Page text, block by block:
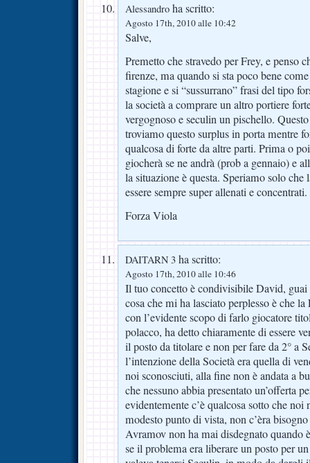
Alessandro ha scritto:
Agosto 17th, 2010 alle 10:42
Salve,
Premetto che stravedo per Frey, e penso
firenze, ma quando si sta poco bene
stagione e si “sussurrano” frasi del tipo
la società a comprare un altro portiere
vergognoso e seculin un pischello.
troviamo questo surplus in porta mentre
qualcosa di forte da altre parti. Prima o
giocherà se ne andrà (prob a gennaio) e
la situazione è questa. Speriamo solo
essere sempre super allenati e concentrati.
Forza Viola
DAITARN 3 ha scritto:
Agosto 17th, 2010 alle 10:46
Il tuo concetto è condivisibile David,
cosa che mi ha lasciato perplesso è che
con l’evidente scopo di farlo giocatore
polacco, ha detto chiaramente di essere
il posto da titolare e non per fare da 2° a
l’intenzione della Società era quella di
noi sconosciuti, alla fine non è andata a
che nessuno abbia presentato un’offerta
evidentemente c’è qualcosa sotto che
modesto punto di vista, non c’èra
Avramov non ha mai disdegnato quando
se il problema era liberare un posto per